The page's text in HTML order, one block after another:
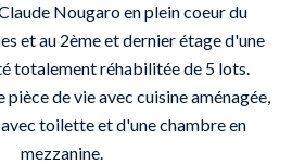
Nougaro en plein coeur du
et au 2ème et dernier étage d'une
totalement réhabilitée de 5 lots.
de vie avec cuisine aménagée,
toilette et d'une chambre en
mezzanine.